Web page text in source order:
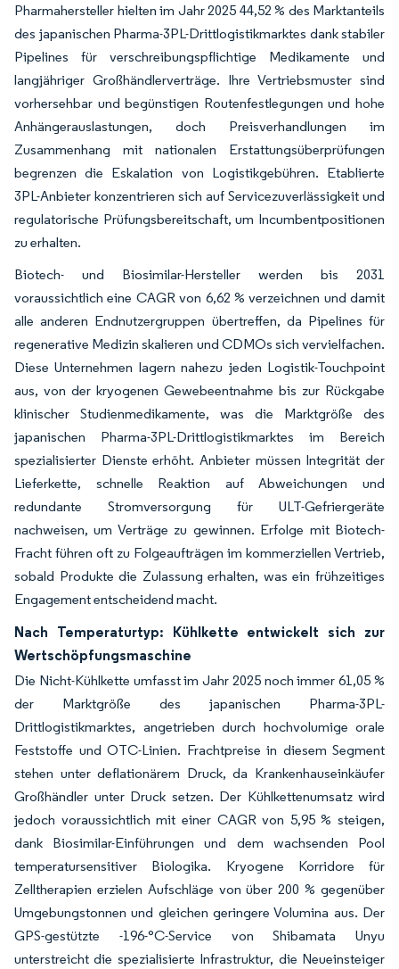
Pharmahersteller hielten im Jahr 2025 44,52 % des Marktanteils
des japanischen Pharma-3PL-Drittlogistikmarktes dank stabiler
Pipelines für verschreibungspflichtige Medikamente und
langjähriger Großhändlerverträge. Ihre Vertriebsmuster sind
vorhersehbar und begünstigen Routenfestlegungen und hohe
Anhängerauslastungen, doch Preisverhandlungen im
Zusammenhang mit nationalen Erstattungsüberprüfungen
begrenzen die Eskalation von Logistikgebühren. Etablierte
3PL-Anbieter konzentrieren sich auf Servicezuverlässigkeit und
regulatorische Prüfungsbereitschaft, um Incumbentpositionen
zu erhalten.
Biotech- und Biosimilar-Hersteller werden bis 2031
voraussichtlich eine CAGR von 6,62 % verzeichnen und damit
alle anderen Endnutzergruppen übertreffen, da Pipelines für
regenerative Medizin skalieren und CDMOs sich vervielfachen.
Diese Unternehmen lagern nahezu jeden Logistik-Touchpoint
aus, von der kryogenen Gewebeentnahme bis zur Rückgabe
klinischer Studienmedikamente, was die Marktgröße des
japanischen Pharma-3PL-Drittlogistikmarktes im Bereich
spezialisierter Dienste erhöht. Anbieter müssen Integrität der
Lieferkette, schnelle Reaktion auf Abweichungen und
redundante Stromversorgung für ULT-Gefriergeräte
nachweisen, um Verträge zu gewinnen. Erfolge mit Biotech-
Fracht führen oft zu Folgeaufträgen im kommerziellen Vertrieb,
sobald Produkte die Zulassung erhalten, was ein frühzeitiges
Engagement entscheidend macht.
Nach Temperaturtyp: Kühlkette entwickelt sich zur
Wertschöpfungsmaschine
Die Nicht-Kühlkette umfasst im Jahr 2025 noch immer 61,05 %
der Marktgröße des japanischen Pharma-3PL-
Drittlogistikmarktes, angetrieben durch hochvolumige orale
Feststoffe und OTC-Linien. Frachtpreise in diesem Segment
stehen unter deflationärem Druck, da Krankenhauseinkäufer
Großhändler unter Druck setzen. Der Kühlkettenumsatz wird
jedoch voraussichtlich mit einer CAGR von 5,95 % steigen,
dank Biosimilar-Einführungen und dem wachsenden Pool
temperatursensitiver Biologika. Kryogene Korridore für
Zelltherapien erzielen Aufschläge von über 200 % gegenüber
Umgebungstonnen und gleichen geringere Volumina aus. Der
GPS-gestützte -196-°C-Service von Shibamata Unyu
unterstreicht die spezialisierte Infrastruktur, die Neueinsteiger